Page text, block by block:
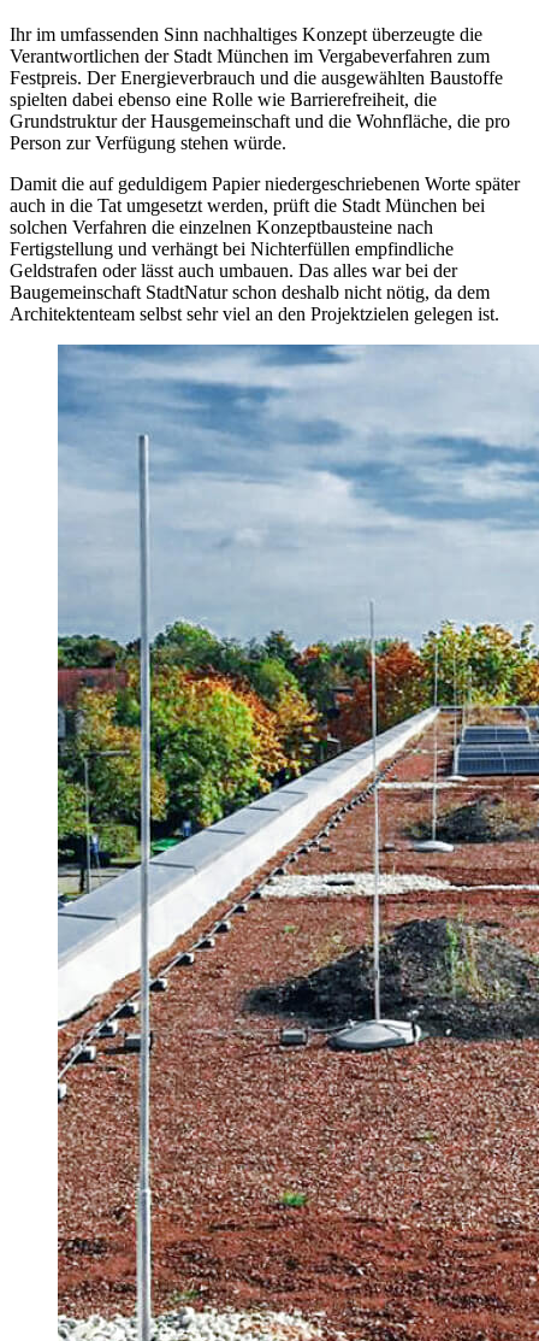
Ihr im umfassenden Sinn nachhaltiges Konzept überzeugte die
Verantwortlichen der Stadt München im Vergabeverfahren zum
Festpreis. Der Energieverbrauch und die ausgewählten Baustoffe
spielten dabei ebenso eine Rolle wie Barrierefreiheit, die
Grundstruktur der Hausgemeinschaft und die Wohnfläche, die pro
Person zur Verfügung stehen würde.
Damit die auf geduldigem Papier niedergeschriebenen Worte später
auch in die Tat umgesetzt werden, prüft die Stadt München bei
solchen Verfahren die einzelnen Konzeptbausteine nach
Fertigstellung und verhängt bei Nichterfüllen empfindliche
Geldstrafen oder lässt auch umbauen. Das alles war bei der
Baugemeinschaft StadtNatur schon deshalb nicht nötig, da dem
Architektenteam selbst sehr viel an den Projektzielen gelegen ist.